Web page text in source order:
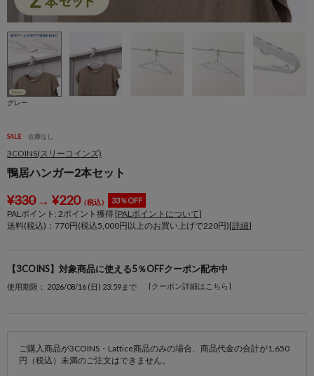
グレー
SALE 在庫なし
3COINS(スリーコインズ)
鴨居ハンガー2本セット
¥330→ ¥220（税込） 33％OFF
PALポイント: 2ポイント獲得 [PALポイントについて]
送料(税込)：770円(税込5,000円以上のお買い上げで220円)[詳細]
【3COINS】対象商品に使える5％OFFクーポン配布中
使用期限： 2026/08/16 (日) 23:59まで [クーポン詳細はこちら]
ご購入商品が3COINS・Lattice商品のみの場合、商品代金の合計が1,650
円（税込）未満のご注文はできません。